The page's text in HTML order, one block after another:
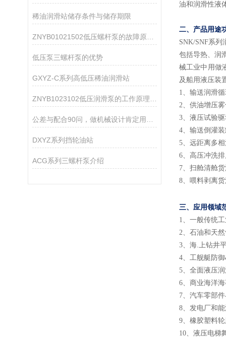
稀油润滑站储存条件与储存期限
ZNYB01021502低压螺杆泵的故障原因及解决方法
低压泵三螺杆泵的优势
GXYZ-C系列高低压稀油润滑站
DXYZ系列挡轮油站
ACG系列三螺杆泵介绍
油和润滑性液
二、产品用途
SNK/SNF系列
包括导热、润
械工业中用做
及船用液压装
1、输送润滑
2、供油增压
3、液压试验
4、输送倒灌
5、远距离多
6、高压冲洗
7、扫舱清舱
8、喂料剥离
三、应用领域
1、一般传统
2、石油和天
3、海.上钻井
4、工舰艇防
5、全面液压
6、商业海洋
7、汽车零部
8、发电厂和
9、橡胶塑料
10、液压电梯